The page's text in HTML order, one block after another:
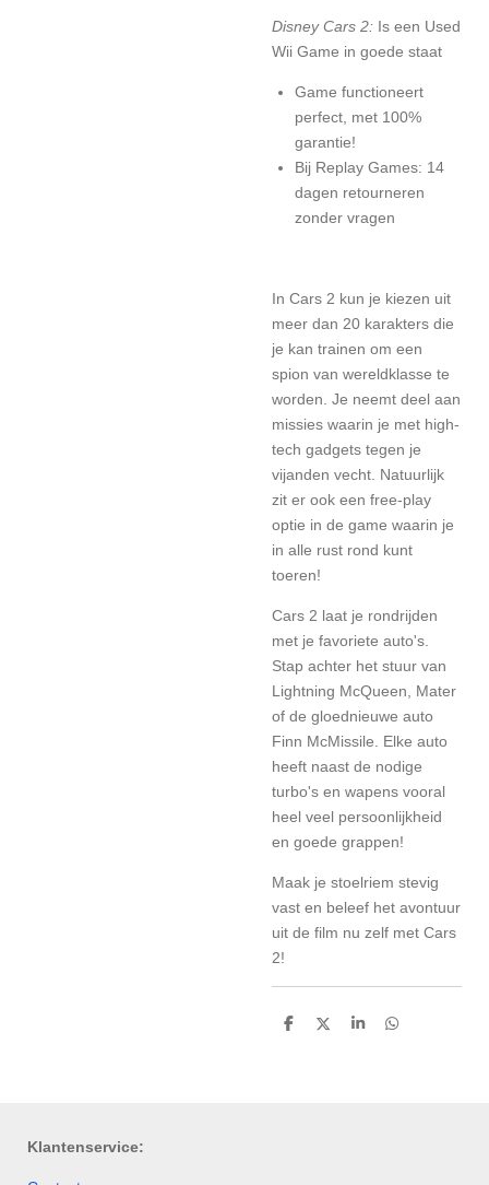
Disney Cars 2: Is een Used
Wii Game in goede staat
Game functioneert
perfect, met 100%
garantie!
Bij Replay Games: 14
dagen retourneren
zonder vragen
In Cars 2 kun je kiezen uit
meer dan 20 karakters die
je kan trainen om een
spion van wereldklasse te
worden. Je neemt deel aan
missies waarin je met high-
tech gadgets tegen je
vijanden vecht. Natuurlijk
zit er ook een free-play
optie in de game waarin je
in alle rust rond kunt
toeren!
Cars 2 laat je rondrijden
met je favoriete auto's.
Stap achter het stuur van
Lightning McQueen, Mater
of de gloednieuwe auto
Finn McMissile. Elke auto
heeft naast de nodige
turbo's en wapens vooral
heel veel persoonlijkheid
en goede grappen!
Maak je stoelriem stevig
vast en beleef het avontuur
uit de film nu zelf met Cars
2!
D
D
S
D
Klantenservice: